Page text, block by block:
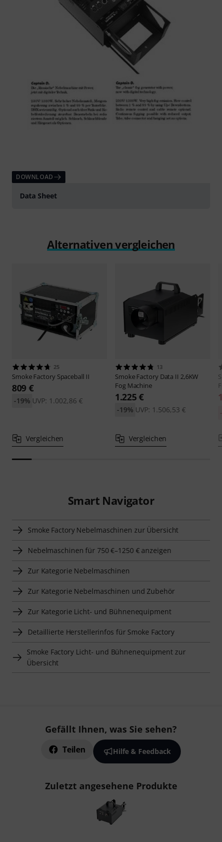
DOWNLOAD
Data Sheet
Alternativen vergleichen
25
Smoke Factory Spaceball II
809 €
UVP: 1.002,86 €
-19%
Vergleichen
13
Smoke Factory Data II 2,6KW
Fog Machine
1.225 €
UVP: 1.506,53 €
-19%
Vergleichen
Smart Navigator
Smoke Factory Nebelmaschinen zur Übersicht
Nebelmaschinen für 750 €–1250 € anzeigen
Zur Kategorie Nebelmaschinen
Zur Kategorie Nebelmaschinen und Zubehör
Zur Kategorie Licht- und Bühnenequipment
Detaillierte Herstellerinfos für Smoke Factory
Smoke Factory Licht- und Bühnenequipment zur
Übersicht
Gefällt Ihnen, was Sie sehen?
Teilen Hilfe & Feedback
Zuletzt angesehene Produkte